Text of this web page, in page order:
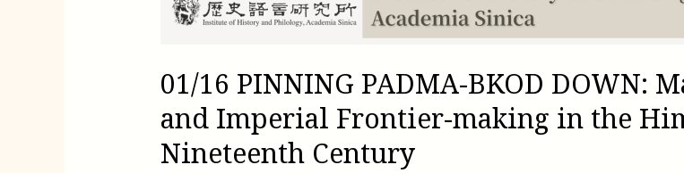
01/16 PINNING PADMA-BKOD DOWN:
and Imperial Frontier-making in the
Nineteenth Century